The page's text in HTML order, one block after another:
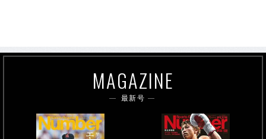
MAGAZINE
最新号